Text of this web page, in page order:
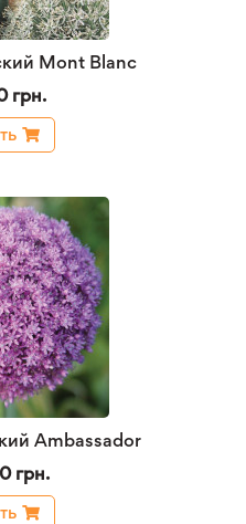
Mont Blanc
грн.
Ambassador
грн.